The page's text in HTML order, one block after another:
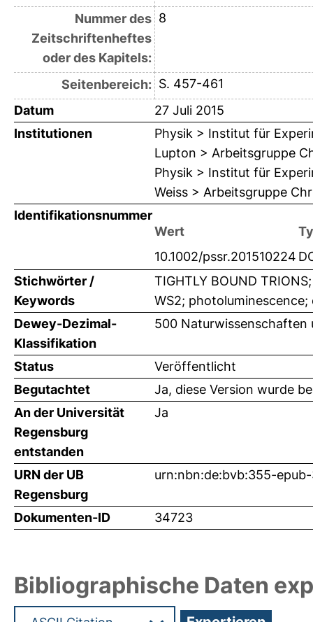
Nummer des
Zeitschriftenheftes
oder des Kapitels:
8
Seitenbereich: S. 457-461
Datum
27 Juli 2015
Institutionen
Physik > Institut für
Lupton > Arbeitsgruppe
Physik > Institut für
Weiss > Arbeitsgruppe
Identifikationsnummer
Wert
10.1002/pssr.201510224
Stichwörter /
Keywords
TIGHTLY BOUND
WS2;
Dewey-Dezimal-
Klassifikation
500 Naturwissenschaften
Status
Veröffentlicht
Begutachtet
Ja, diese Version wurde
An der Universität
Regensburg
entstanden
Ja
URN der UB
Regensburg
urn:nbn:de:bvb:355-
Dokumenten-ID 34723
Bibliographische Daten